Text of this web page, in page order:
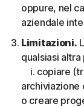
oppure, nel
aziendale
Limitazioni.
qualsiasi altra
i. copiare
archiviazione
o creare